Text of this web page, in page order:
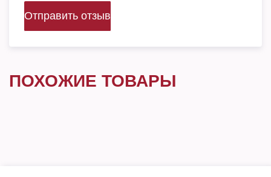
Отправить отзыв
ПОХОЖИЕ ТОВАРЫ